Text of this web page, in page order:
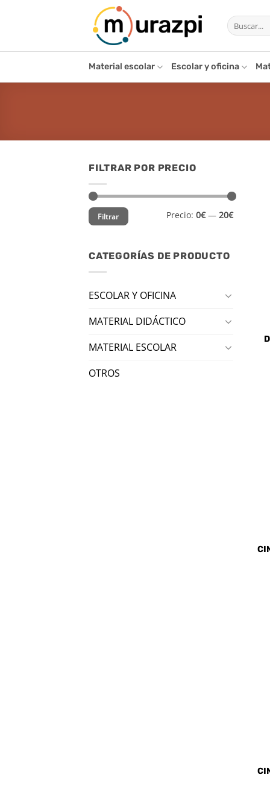
Buscar
por:
Material escolar Escolar y oficina
FILTRAR POR PRECIO
Precio
mínimo
Precio
máximo
Filtrar Precio: 0€— 20€
CATEGORÍAS DE PRODUCTO
ESCOLAR Y OFICINA
MATERIAL DIDÁCTICO
MATERIAL ESCOLAR
OTROS